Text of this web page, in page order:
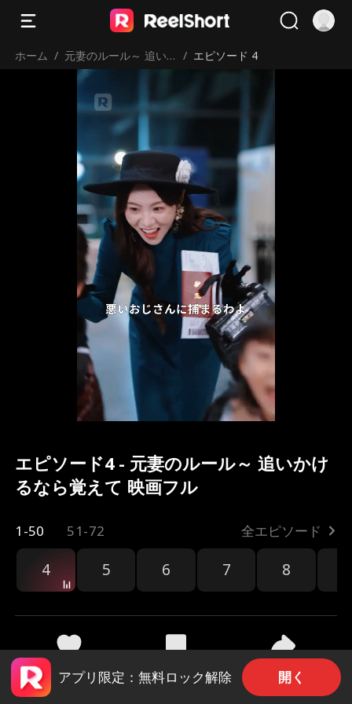
ホーム / 元妻のルール～ 追い
かけるなら覚えて
/ エピソード 4
エピソード4 - 元妻のルール～ 追いかけ
るなら覚えて 映画フル
1-50 51-72 全エピソード
4 5 6 7 8
162 2.1k 共有
アプリ限定：無料ロック解除 開く